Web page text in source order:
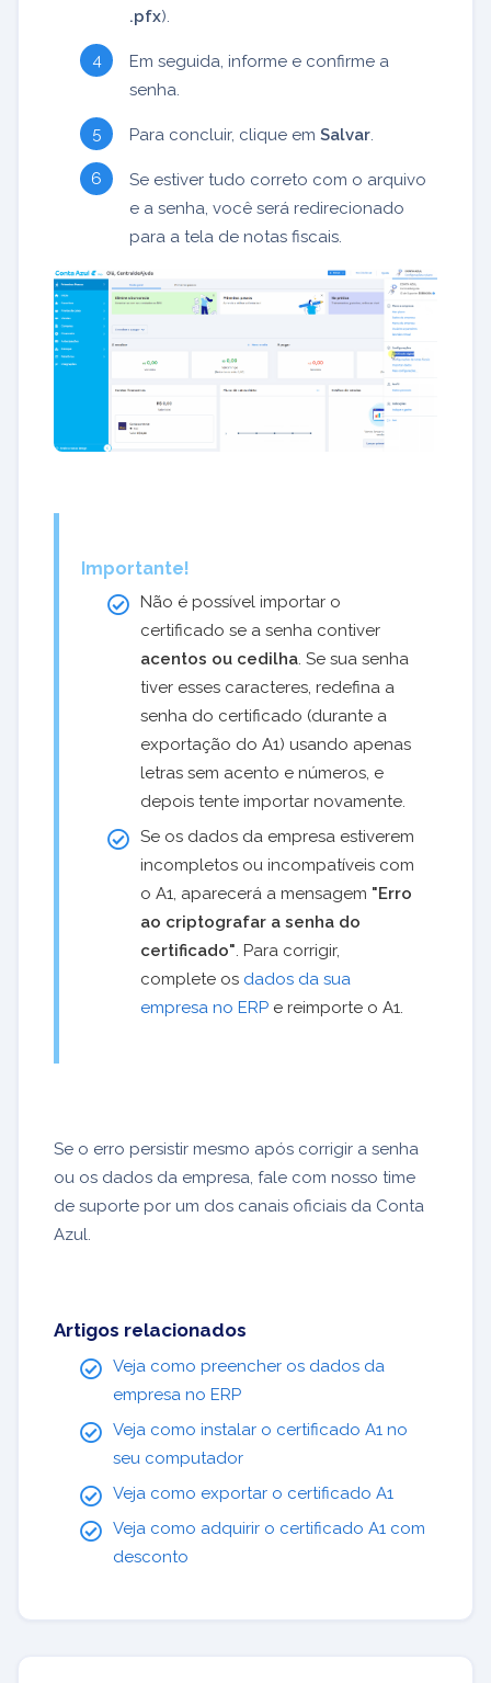
.pfx).
Em seguida, informe e confirme a
senha.
Para concluir, clique em Salvar
Se estiver tudo correto com o arquivo
e a senha, você será redirecionado
para a tela de notas fiscais.
Importante!
Não é possível importar o
certificado se a senha contiver
acentos ou cedilha . Se sua senha
tiver esses caracteres, redefina a
senha do certificado (durante a
exportação do A1) usando apenas
letras sem acento e números, e
depois tente importar novamente.
Se os dados da empresa estiverem
incompletos ou incompatíveis com
o A1, aparecerá a mensagem "Erro
ao criptografar a senha do
certificado" . Para corrigir,
complete os dados da sua
empresa no ERP e reimporte o A1.
Se o erro persistir mesmo após corrigir a senha
ou os dados da empresa, fale com nosso time
de suporte por um dos canais oficiais da Conta
Azul.
Artigos relacionados
Veja como preencher os dados da
empresa no ERP
Veja como instalar o certificado A1 no
seu computador
Veja como exportar o certificado A1
Veja como adquirir o certificado A1 com
desconto